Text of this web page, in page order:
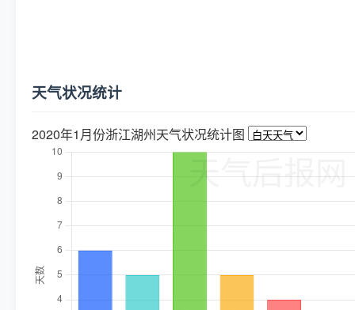
天气状况统计
2020年1月份浙江湖州天气状况统计图